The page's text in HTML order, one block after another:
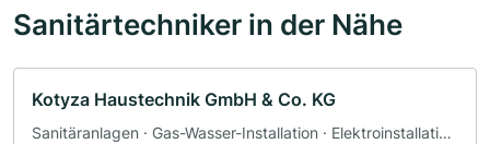
Sanitärtechniker in der Nähe
Kotyza Haustechnik GmbH & Co. KG
Sanitäranlagen · Gas-Wasser-Installation · Elektroinstallation